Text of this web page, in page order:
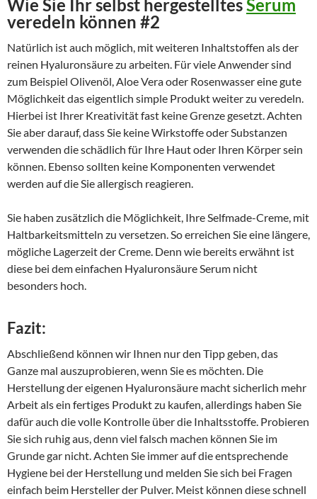
Wie Sie Ihr selbst hergestelltesSerum
veredeln können #2
Natürlich ist auch möglich, mit weiteren Inhaltstoffen als der
reinen Hyaluronsäure zu arbeiten. Für viele Anwender sind
zum Beispiel Olivenöl, Aloe Vera oder Rosenwasser eine gute
Möglichkeit das eigentlich simple Produkt weiter zu veredeln.
Hierbei ist Ihrer Kreativität fast keine Grenze gesetzt. Achten
Sie aber darauf, dass Sie keine Wirkstoffe oder Substanzen
verwenden die schädlich für Ihre Haut oder Ihren Körper sein
können. Ebenso sollten keine Komponenten verwendet
werden auf die Sie allergisch reagieren.
Sie haben zusätzlich die Möglichkeit, Ihre Selfmade-Creme, mit
Haltbarkeitsmitteln zu versetzen. So erreichen Sie eine längere,
mögliche Lagerzeit der Creme. Denn wie bereits erwähnt ist
diese bei dem einfachen Hyaluronsäure Serum nicht
besonders hoch.
Fazit:
Abschließend können wir Ihnen nur den Tipp geben, das
Ganze mal auszuprobieren, wenn Sie es möchten. Die
Herstellung der eigenen Hyaluronsäure macht sicherlich mehr
Arbeit als ein fertiges Produkt zu kaufen, allerdings haben Sie
dafür auch die volle Kontrolle über die Inhaltsstoffe. Probieren
Sie sich ruhig aus, denn viel falsch machen können Sie im
Grunde gar nicht. Achten Sie immer auf die entsprechende
Hygiene bei der Herstellung und melden Sie sich bei Fragen
einfach beim Hersteller der Pulver. Meist können diese schnell